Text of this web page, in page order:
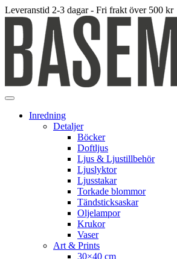
Leveranstid 2-3 dagar - Fri frakt över 500 kr
Inredning
Detaljer
Böcker
Doftljus
Ljus & Ljustillbehör
Ljuslyktor
Ljusstakar
Torkade blommor
Tändsticksaskar
Oljelampor
Krukor
Vaser
Art & Prints
30×40 cm